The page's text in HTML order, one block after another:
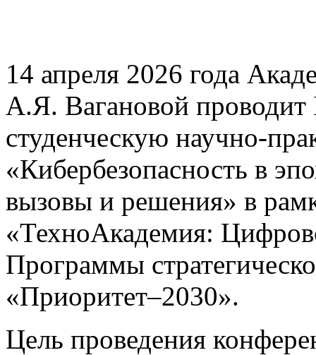
14 апреля 2026 года
А.Я. Вагановой
студенческую научно-
«Кибербезопасность в
вызовы и решения» в
«ТехноАкадемия:
Программы
«Приоритет–2030».
Цель проведения